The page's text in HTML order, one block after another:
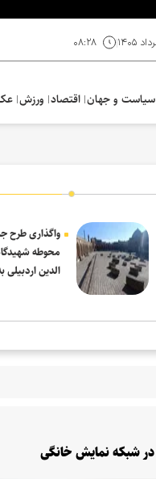
۰۸:۲۸
سیاست و جهان اقتصاد ورزش
واگذاری طرح
محوطه
الدین اردبیلی